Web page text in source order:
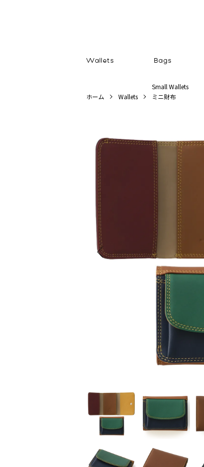
ホーム Wallets
Small Wallets
ミニ財布